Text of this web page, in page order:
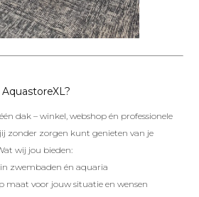
dak – winkel, webshop én professionele
zonder zorgen kunt genieten van je
wij jou bieden:
in zwembaden én aquaria
maat voor jouw situatie en wensen